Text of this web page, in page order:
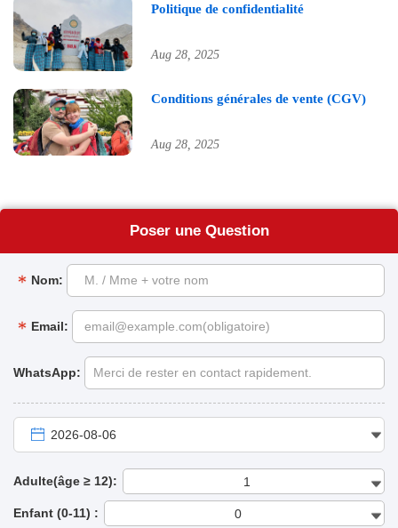
Politique de confidentialité
Aug 28, 2025
Conditions générales de vente (CGV)
Aug 28, 2025
Poser une Question
Nom: M. / Mme + votre nom
Email: email@example.com(obligatoire)
WhatsApp: Merci de rester en contact rapidement.
2026-08-06
Adulte(âge ≥ 12):
Enfant (0-11) :